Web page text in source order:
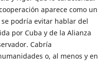
aparece como un
podría evitar hablar del
por Cuba y de la Alianza
Cabría
o, al menos y en